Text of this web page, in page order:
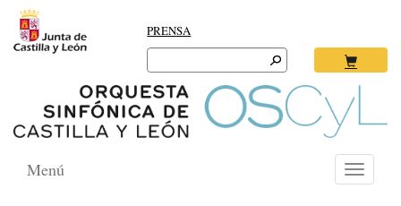
PRENSA
Search
for:
Toggle
Menú